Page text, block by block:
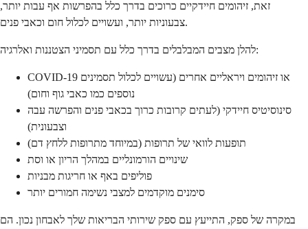
זאת, זיהומים חיידקיים כרוכים בדרך כלל בהפרשות אף עבות יותר,
צבעוניות יותר, ועשויים לכלול חום וכאבי פנים.
להלן מצבים המבלבלים בדרך כלל עם תסמיני הצטננות ואלרגיה:
COVID-19 או זיהומים ויראליים אחרים (עשויים לכלול תסמינים
נוספים כמו כאבי גוף וחום)
סינוסיטיס חיידקי (לעתים קרובות כרוך בכאבי פנים והפרשה עבה
וצבעונית)
תופעות לוואי של תרופות (במיוחד מתרופות ללחץ דם)
שינויים הורמונליים במהלך הריון או וסת
פוליפים באף או חריגות מבניות
סימנים מוקדמים למצבי נשימה חמורים יותר
במקרה של ספק, התייעץ עם ספק שירותי הבריאות שלך לאבחון נכון. הם